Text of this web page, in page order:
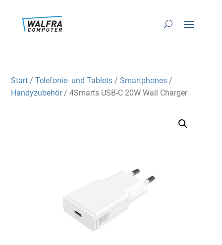
Start /Telefonie- und Tablets /Smartphones /
Handyzubehör/ 4Smarts USB-C 20W Wall Charger